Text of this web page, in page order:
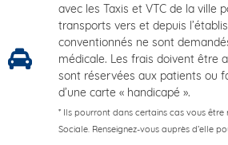
avec les Taxis et VTC de la ville
transports vers et depuis
conventionnés ne sont
médicale. Les frais doivent être
sont réservées aux patients ou
d’une carte « handicapé ».
* Ils pourront dans certains cas vous être
Sociale. Renseignez-vous auprès d’elle